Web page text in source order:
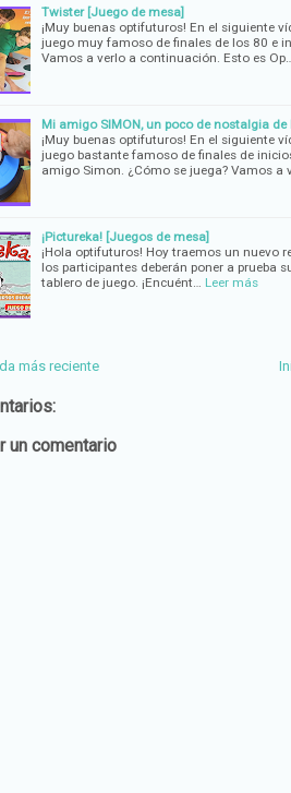
Twister [Juego de mesa]
¡Muy buenas optifuturos! En el siguiente
juego muy famoso de finales de los 80 e
Vamos a verlo a continuación. Esto es
Mi amigo SIMON, un poco de nostalgia
¡Muy buenas optifuturos! En el siguiente
juego bastante famoso de finales de
amigo Simon. ¿Cómo se juega? Vamos a
¡Pictureka! [Juegos de mesa]
¡Hola optifuturos! Hoy traemos un nuevo
los participantes deberán poner a prueba
tablero de juego. ¡Encuént… Leer más
más reciente
un comentario